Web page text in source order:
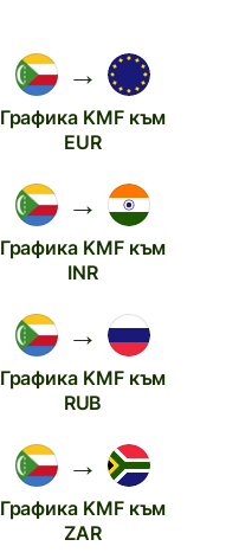
→
Графика KMF към
EUR
→
Графика KMF към
INR
→
Графика KMF към
RUB
→
Графика KMF към
ZAR